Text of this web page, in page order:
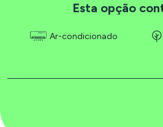
Esta opção
Ar-condicionado